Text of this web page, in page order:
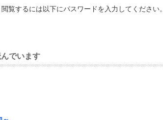
覧するには以下にパスワードを入力してください。
でいます